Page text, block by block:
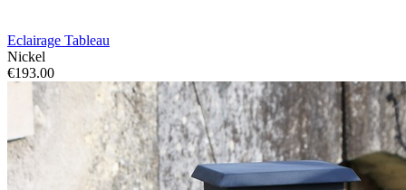
Eclairage Tableau
Nickel
€193.00